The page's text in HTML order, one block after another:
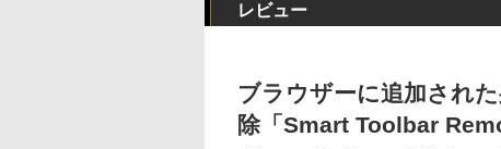
レビュー
ブラウザーに追加され
除「Smart Toolbar